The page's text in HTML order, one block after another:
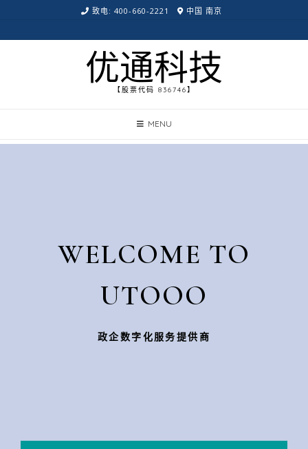
致电: 400-660-2221 中国 南京
优通科技
【股票代码 836746】
MENU
WELCOME TO
UTOOO
政企数字化服务提供商